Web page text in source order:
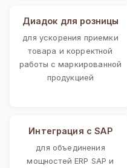
Диадок для розницы
для ускорения приемки
товара и корректной
работы с маркированной
продукцией
Интеграция с SAP
для объединения
мощностей ERP SAP и